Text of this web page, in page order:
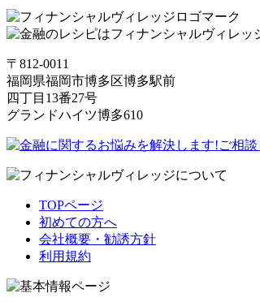
〒812-0011
福岡県福岡市博多区博多駅前
四丁目13番27号
グランドハイツ博多610
TOPページ
初めての方へ
会社概要・勧誘方針
利用規約